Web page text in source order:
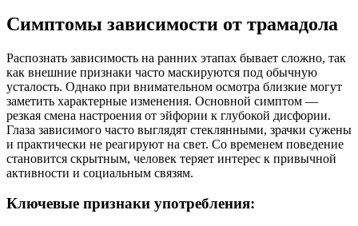
Симптомы зависимости от трамадола
Распознать зависимость на ранних этапах бывает сложно, так
как внешние признаки часто маскируются под обычную
усталость. Однако при внимательном осмотра близкие могут
заметить характерные изменения. Основной симптом —
резкая смена настроения от эйфории к глубокой дисфории.
Глаза зависимого часто выглядят стеклянными, зрачки сужены
и практически не реагируют на свет. Со временем поведение
становится скрытным, человек теряет интерес к привычной
активности и социальным связям.
Ключевые признаки употребления: